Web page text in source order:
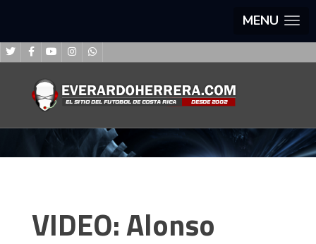
MENU
VIDEO: Alonso